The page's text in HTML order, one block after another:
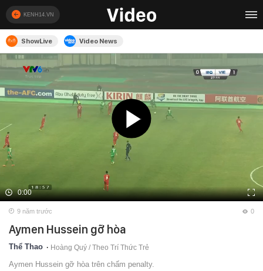
KENH14.VN
ShowLive Video News
0:00
9 năm trước 0
Aymen Hussein gỡ hòa
Thể Thao Hoàng Quý / Theo Trí Thức Trẻ
Aymen Hussein gỡ hòa trên chấm penalty.